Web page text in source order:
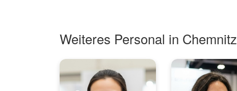
Weiteres Personal in Chemnitz